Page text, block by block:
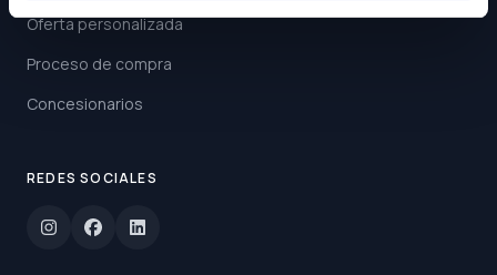
Oferta personalizada
Proceso de compra
Concesionarios
REDES SOCIALES